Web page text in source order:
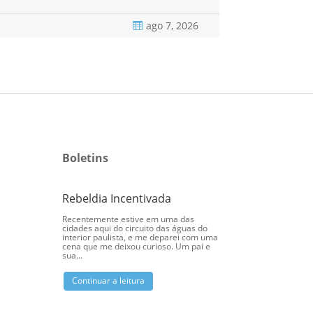
 ago 7, 2026
Boletins
Rebeldia Incentivada
Recentemente estive em uma das
cidades aqui do circuito das águas do
interior paulista, e me deparei com uma
cena que me deixou curioso. Um pai e
sua...
Continuar a leitura